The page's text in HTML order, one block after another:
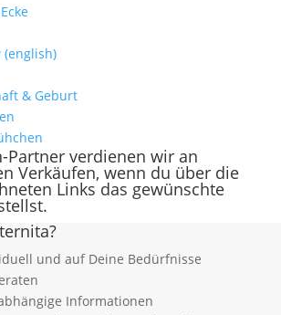
(english)
& Geburt
Partner verdienen wir an
Verkäufen, wenn du über die
Links das gewünschte
und auf Deine Bedürfnisse
Informationen